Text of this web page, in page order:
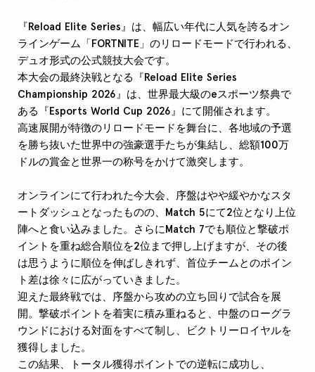
『Reload Elite Series』は、幅広い年代に人気を誇るオン
ラインゲーム「FORTNITE」のリロードモードで行われる、
デュオ形式の公式競技大会です。
本大会の最終決戦となる『Reload Elite Series
Championship 2026』は、世界最大級のeスポーツ祭典で
ある『Esports World Cup 2026』にて開催されます。
高速展開が特徴のリロードモードを舞台に、各地域の予選
を勝ち抜いた世界中の強豪選手たちが集結し、総額100万
ドルの賞金と世界一の称号をかけて激突します。
オンラインにて行われた今大会、序盤はやや緩やかなスタ
ートダッシュとなったものの、Match 5にて2位となり上位
陣へと食い込みました。さらにMatch 7でも順位と撃破ポ
イントを重ね総合順位を2位まで押し上げますが、その後
は思うように順位を伸ばしきれず、首位チームとのポイン
ト差は徐々に広がっていきました。
迎えた最終戦では、序盤から攻めの立ち回りで試合を展
開。撃破ポイントを着実に積み重ねると、中盤のローグラ
ウンドにおける対面をすべて制し、ビクトリーロイヤルを
獲得しました。
この結果、トータル獲得ポイントでの逆転に成功し、